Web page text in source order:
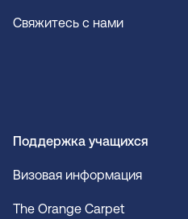
Свяжитесь с нами
Поддержка учащихся
Визовая информация
The Orange Carpet